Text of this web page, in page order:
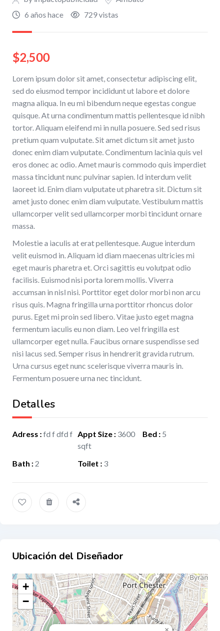
6 años hace
729 vistas
$2,500
Lorem ipsum dolor sit amet, consectetur adipiscing elit,
sed do eiusmod tempor incididunt ut labore et dolore
magna aliqua. In eu mi bibendum neque egestas congue
quisque. At urna condimentum mattis pellentesque id nibh
tortor. Aliquam eleifend mi in nulla posuere. Sed sed risus
pretium quam vulputate. Sit amet dictum sit amet justo
donec enim diam vulputate. Condimentum lacinia quis vel
eros donec ac odio. Amet mauris commodo quis imperdiet
massa tincidunt nunc pulvinar sapien. Id interdum velit
laoreet id. Enim diam vulputate ut pharetra sit. Dictum sit
amet justo donec enim diam vulputate. Vestibulum mattis
ullamcorper velit sed ullamcorper morbi tincidunt ornare
massa.
Molestie a iaculis at erat pellentesque. Augue interdum
velit euismod in. Aliquam id diam maecenas ultricies mi
eget mauris pharetra et. Orci sagittis eu volutpat odio
facilisis. Euismod nisi porta lorem mollis. Viverra
accumsan in nisl nisi. Porttitor eget dolor morbi non arcu
risus quis. Magna fringilla urna porttitor rhoncus dolor
purus. Eget mi proin sed libero. Vitae justo eget magna
fermentum iaculis eu non diam. Leo vel fringilla est
ullamcorper eget nulla. Faucibus ornare suspendisse sed
nisi lacus sed. Semper risus in hendrerit gravida rutrum.
Urna cursus eget nunc scelerisque viverra mauris in.
Fermentum posuere urna nec tincidunt.
Detalles
Adress :fd f dfd f Appt Size: 3600
sqft
Bed : 5
Bath : 2 Toilet : 3
Ubicación del Diseñador
+
−